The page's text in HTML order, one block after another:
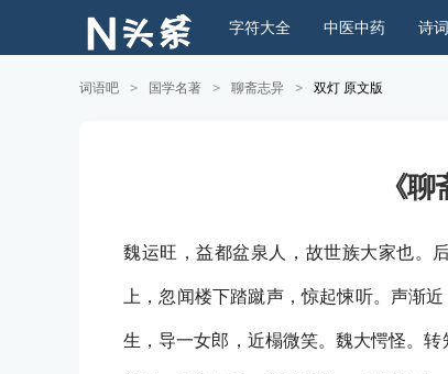
诗
中医中药
字符大全
词语吧 > 国学名著 > 聊斋志异 > 双灯 原文版
《
魏运旺，益都盆泉人，故世族大家也。
上，忽闻楼下踏蹴声，惊起悚听。声渐
生，导一女郎，近榻微笑。魏大愕怪。